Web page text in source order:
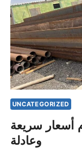
أفضل
شركة
لشراء
أثاثك
القديم
بأعلى
الأسعار
UNCATEGORIZED
أسعار سريعة
وعادلة